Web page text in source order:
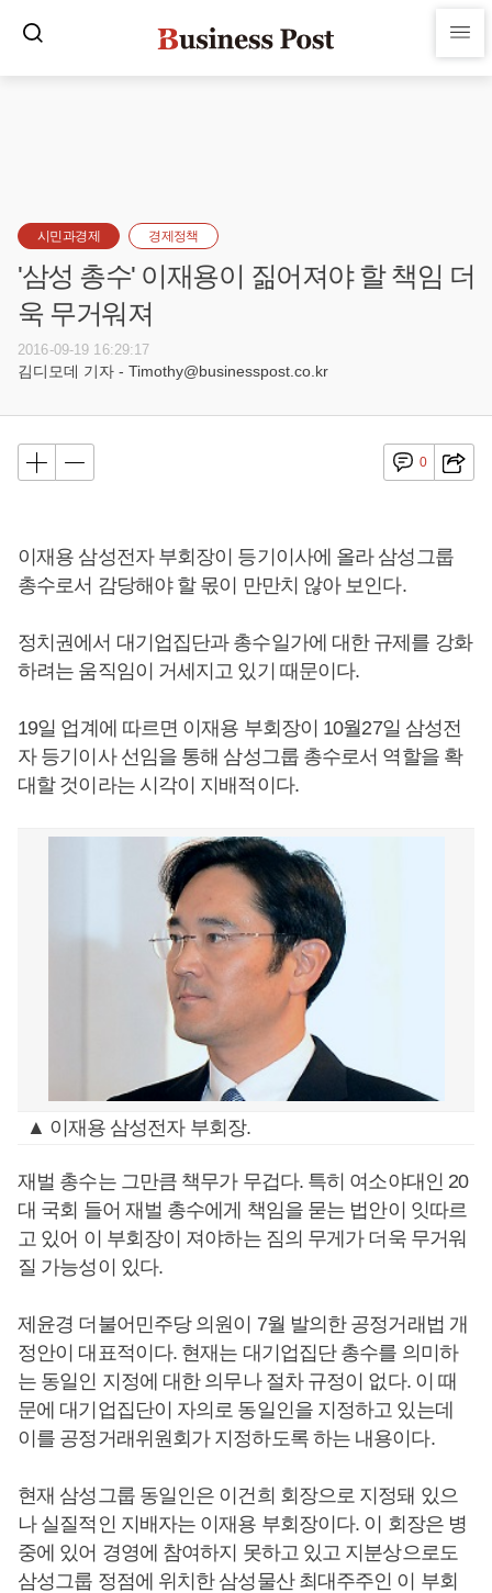
시민과경제 경제정책
'삼성 총수' 이재용이 짊어져야 할 책임 더
욱 무거워져
2016-09-19 16:29:17
김디모데 기자 - Timothy@businesspost.co.kr
0
이재용 삼성전자 부회장이 등기이사에 올라 삼성그룹
총수로서 감당해야 할 몫이 만만치 않아 보인다.
정치권에서 대기업집단과 총수일가에 대한 규제를 강화
하려는 움직임이 거세지고 있기 때문이다.
19일 업계에 따르면 이재용 부회장이 10월27일 삼성전
자 등기이사 선임을 통해 삼성그룹 총수로서 역할을 확
대할 것이라는 시각이 지배적이다.
▲ 이재용 삼성전자 부회장.
재벌 총수는 그만큼 책무가 무겁다. 특히 여소야대인 20
대 국회 들어 재벌 총수에게 책임을 묻는 법안이 잇따르
고 있어 이 부회장이 져야하는 짐의 무게가 더욱 무거워
질 가능성이 있다.
제윤경 더불어민주당 의원이 7월 발의한 공정거래법 개
정안이 대표적이다. 현재는 대기업집단 총수를 의미하
는 동일인 지정에 대한 의무나 절차 규정이 없다. 이 때
문에 대기업집단이 자의로 동일인을 지정하고 있는데
이를 공정거래위원회가 지정하도록 하는 내용이다.
현재 삼성그룹 동일인은 이건희 회장으로 지정돼 있으
나 실질적인 지배자는 이재용 부회장이다. 이 회장은 병
중에 있어 경영에 참여하지 못하고 있고 지분상으로도
삼성그룹 정점에 위치한 삼성물산 최대주주인 이 부회